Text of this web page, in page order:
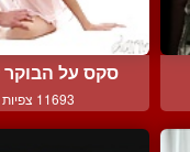
סקס על
11693 צפיות